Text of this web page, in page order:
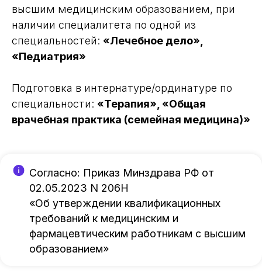
высшим медицинским образованием, при
наличии специалитета по одной из
специальностей: «Лечебное дело»,
«Педиатрия»
Подготовка в интернатуре/ординатуре по
специальности: «Терапия», «Общая
врачебная практика (семейная медицина)»
Согласно: Приказ Минздрава РФ от
02.05.2023 N 206Н
«Об утверждении квалификационных
требований к медицинским и
фармацевтическим работникам с высшим
образованием»